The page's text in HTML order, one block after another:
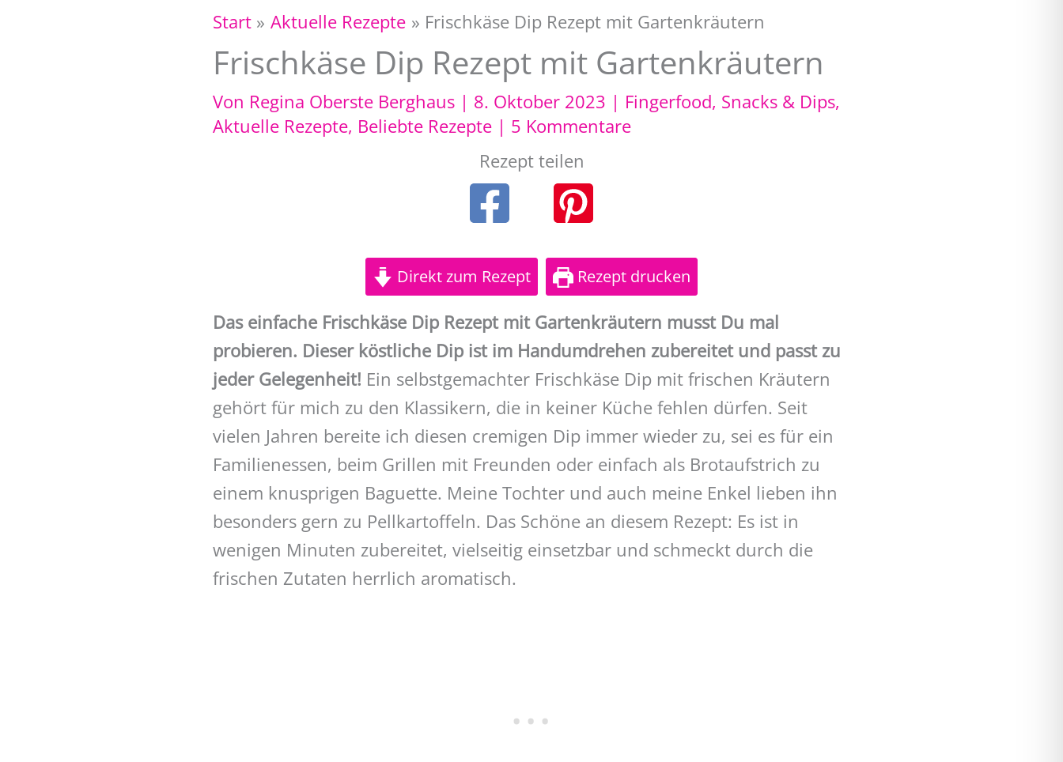
Start Aktuelle Rezepte Frischkäse Dip Rezept mit Gartenkräutern
Frischkäse Dip Rezept mit Gartenkräutern
Von Regina Oberste Berghaus | 8. Oktober 2023 | Fingerfood, Snacks & Dips,
Aktuelle Rezepte, Beliebte Rezepte| 5 Kommentare
Rezept teilen
Direkt zum Rezept Rezept drucken
Das einfache Frischkäse Dip Rezept mit Gartenkräutern musst Du mal
probieren. Dieser köstliche Dip ist im Handumdrehen zubereitet und passt zu
jeder Gelegenheit! Ein selbstgemachter Frischkäse Dip mit frischen Kräutern
gehört für mich zu den Klassikern, die in keiner Küche fehlen dürfen. Seit
vielen Jahren bereite ich diesen cremigen Dip immer wieder zu, sei es für ein
Familienessen, beim Grillen mit Freunden oder einfach als Brotaufstrich zu
einem knusprigen Baguette. Meine Tochter und auch meine Enkel lieben ihn
besonders gern zu Pellkartoffeln. Das Schöne an diesem Rezept: Es ist in
wenigen Minuten zubereitet, vielseitig einsetzbar und schmeckt durch die
frischen Zutaten herrlich aromatisch.